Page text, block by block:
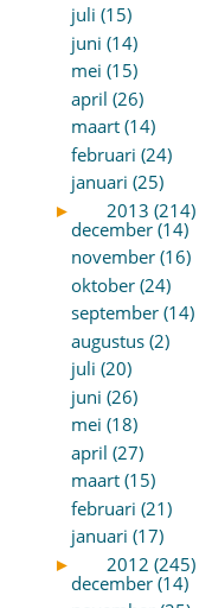
juli (15)
juni (14)
mei (15)
april (26)
maart (14)
februari (24)
januari (25)
►
2013 (214)
december (14)
november (16)
oktober (24)
september (14)
augustus (2)
juli (20)
juni (26)
mei (18)
april (27)
maart (15)
februari (21)
januari (17)
►
2012 (245)
december (14)